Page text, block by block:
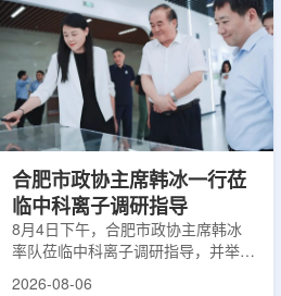
玛格丽特公主医院(图片：Pelow
Media/Adobe Stock)这项 imPACT
评估由国际原子能机构、世界卫生组
织/泛美卫生组织和国际癌症研究机
构共同开展，应巴哈马卫生与健康部
请求进行，重点评估该国癌症防控能
力和实际需求。6月9日至11日，专
合肥市政协主席韩冰一行莅
临中科离子调研指导
8月4日下午，合肥市政协主席韩冰
率队莅临中科离子调研指导，并举行
座谈交流。市人大常委会副主任雍凤
2026-08-06